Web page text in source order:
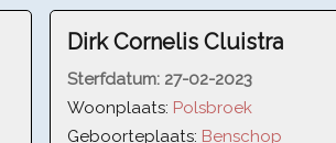
Dirk Cornelis Cluistra
Sterfdatum: 27-02-2023
Woonplaats: Polsbroek
Geboorteplaats: Benschop